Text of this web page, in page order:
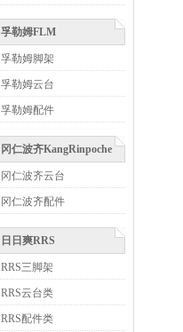
孚勒姆FLM
孚勒姆脚架
孚勒姆云台
孚勒姆配件
冈仁波齐KangRinpoche
冈仁波齐云台
冈仁波齐配件
日日爽RRS
RRS三脚架
RRS云台类
RRS配件类